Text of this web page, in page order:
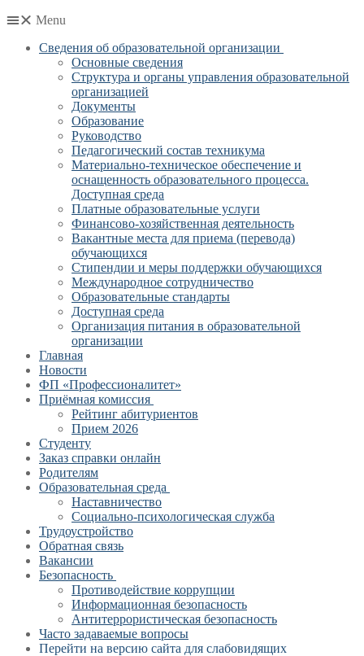
Menu
Сведения об образовательной организации
Основные сведения
Структура и органы управления образовательной
организацией
Документы
Образование
Руководство
Педагогический состав техникума
Материально-техническое обеспечение и
оснащенность образовательного процесса.
Доступная среда
Платные образовательные услуги
Финансово-хозяйственная деятельность
Вакантные места для приема (перевода)
обучающихся
Стипендии и меры поддержки обучающихся
Международное сотрудничество
Образовательные стандарты
Доступная среда
Организация питания в образовательной
организации
Главная
Новости
ФП «Профессионалитет»
Приёмная комиссия
Рейтинг абитуриентов
Прием 2026
Студенту
Заказ справки онлайн
Родителям
Образовательная среда
Наставничество
Социально-психологическая служба
Трудоустройство
Обратная связь
Вакансии
Безопасность
Противодействие коррупции
Информационная безопасность
Антитеррористическая безопасность
Часто задаваемые вопросы
Перейти на версию сайта для слабовидящих